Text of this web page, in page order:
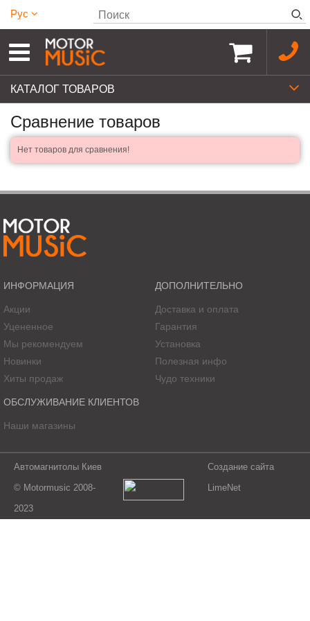
Рус
КАТАЛОГ ТОВАРОВ
Cравнение товаров
Нет товаров для сравнения!
ИНФОРМАЦИЯ
Акции
Уцененное
Мы рекомендуем
Новинки
Хиты продаж
ДОПОЛНИТЕЛЬНО
Доставка и оплата
Гарантия
Установка
Полезная инфо
Чудо техники
ОБСЛУЖИВАНИЕ КЛИЕНТОВ
Наши магазины
Автомагнитолы Киев
© Motormusic 2008-
2023
Создание сайта
LimeNet